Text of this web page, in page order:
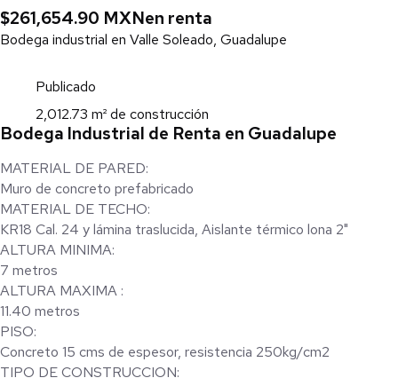
$261,654.90 MXNen renta
Bodega industrial en Valle Soleado, Guadalupe
Publicado
2,012.73 m² de construcción
Bodega Industrial de Renta en Guadalupe
MATERIAL DE PARED:
Muro de concreto prefabricado
MATERIAL DE TECHO:
KR18 Cal. 24 y lámina traslucida, Aislante térmico lona 2"
ALTURA MINIMA:
7 metros
ALTURA MAXIMA :
11.40 metros
PISO:
Concreto 15 cms de espesor, resistencia 250kg/cm2
TIPO DE CONSTRUCCION: